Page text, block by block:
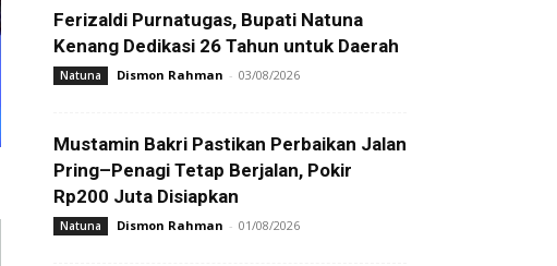
Ferizaldi Purnatugas, Bupati Natuna
Kenang Dedikasi 26 Tahun untuk Daerah
Natuna Dismon Rahman - 03/08/2026
Mustamin Bakri Pastikan Perbaikan Jalan
Pring–Penagi Tetap Berjalan, Pokir
Rp200 Juta Disiapkan
Natuna Dismon Rahman - 01/08/2026